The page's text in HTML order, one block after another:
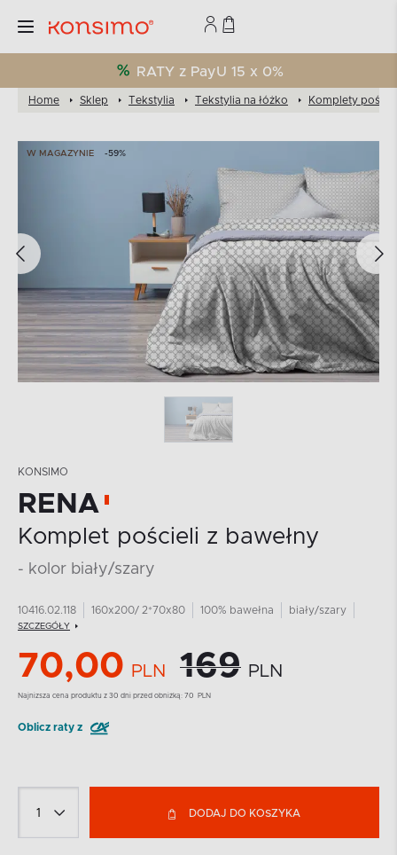
RATY z PayU 15 x 0%
Home Sklep Tekstylia Tekstylia na łóżko Komplety
W MAGAZYNIE -59%
KONSIMO
RENA
Komplet pościeli z bawełny
- kolor biały/szary
10416.02.118 160x200/ 2*70x80 100% bawełna biały/szary
SZCZEGÓŁY
70,00 PLN 169 PLN
Najnizsza cena produktu z 30 dni przed obniżką: 70 PLN
Oblicz raty z
DODAJ DO KOSZYKA